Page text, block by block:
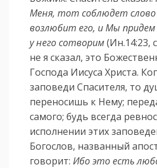
Меня, тот соблюдет
возлюбит его, и Мы
у него сотворим(Ин.14:23,
не я сказал, это
Господа Иисуса Христа.
заповеди Спасителя, то
переносишь к Нему;
самого; будь всегда
исполнении этих
Богослов, названный
говорит:Ибо это есть